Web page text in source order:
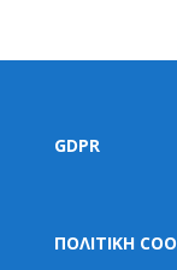
GDPR
ΠΟΛΙΤΙΚΗ